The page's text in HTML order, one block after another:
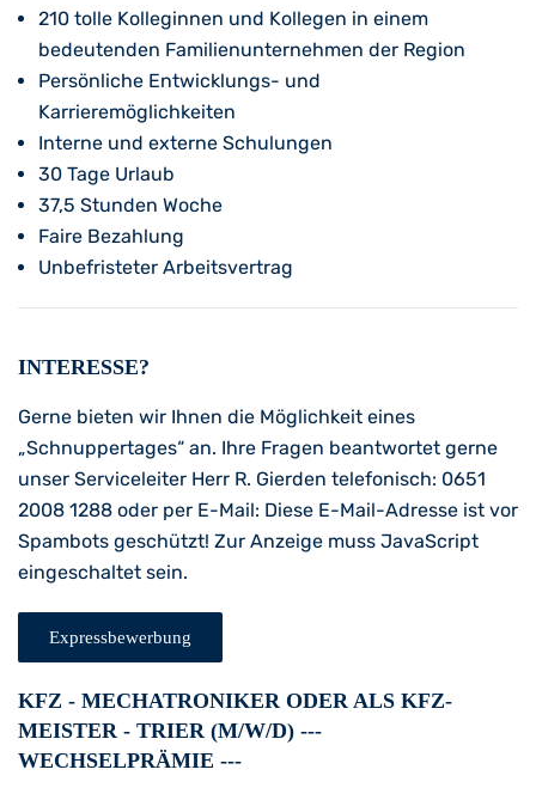
210 tolle Kolleginnen und Kollegen in einem
bedeutenden Familienunternehmen der Region
Persönliche Entwicklungs- und
Karrieremöglichkeiten
Interne und externe Schulungen
30 Tage Urlaub
37,5 Stunden Woche
Faire Bezahlung
Unbefristeter Arbeitsvertrag
INTERESSE?
Gerne bieten wir Ihnen die Möglichkeit eines
„Schnuppertages“ an. Ihre Fragen beantwortet gerne
unser Serviceleiter Herr R. Gierden telefonisch: 0651
2008 1288 oder per E-Mail: Diese E-Mail-Adresse ist vor
Spambots geschützt! Zur Anzeige muss JavaScript
eingeschaltet sein.
Expressbewerbung
KFZ - MECHATRONIKER ODER ALS KFZ-
MEISTER - TRIER (M/W/D) ---
WECHSELPRÄMIE ---